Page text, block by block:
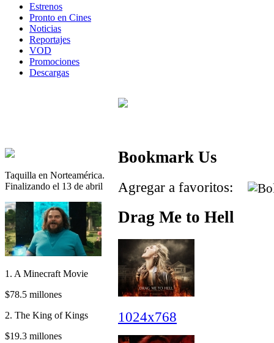
Estrenos
Pronto en Cines
Noticias
Reportajes
VOD
Promociones
Descargas
Taquilla en Norteamérica.
Finalizando el 13 de abril
1. A Minecraft Movie
$78.5 millones
2. The King of Kings
$19.3 millones
Bookmark Us
Agregar a favoritos:
Drag Me to Hell
1024x768